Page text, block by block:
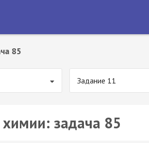
85
Задание 11
задача 85